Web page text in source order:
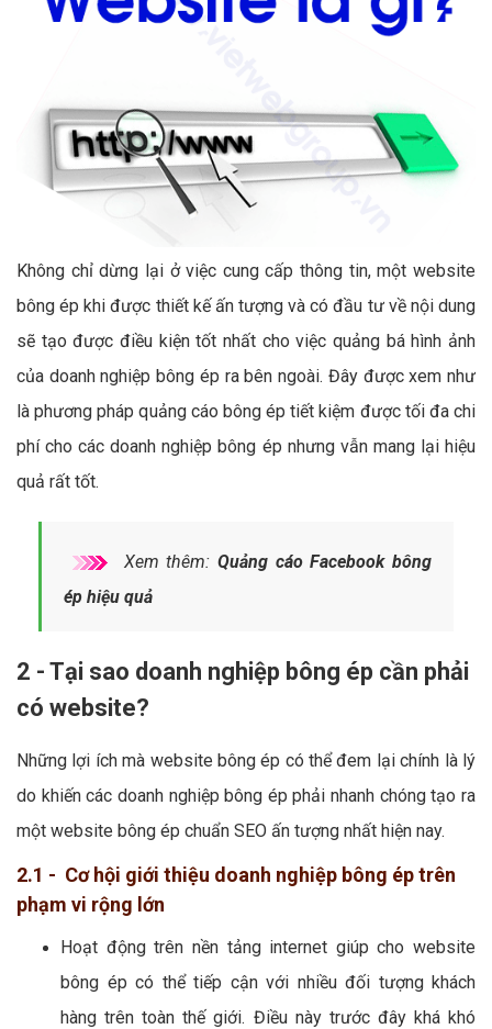
Không chỉ dừng lại ở việc cung cấp thông tin, một website
bông ép khi được thiết kế ấn tượng và có đầu tư về nội dung
sẽ tạo được điều kiện tốt nhất cho việc quảng bá hình ảnh
của doanh nghiệp bông ép ra bên ngoài. Đây được xem như
là phương pháp quảng cáo bông ép tiết kiệm được tối đa chi
phí cho các doanh nghiệp bông ép nhưng vẫn mang lại hiệu
quả rất tốt.
Xem thêm: Quảng cáo Facebook bông
ép hiệu quả
2 - Tại sao doanh nghiệp bông ép cần phải
có website?
Những lợi ích mà website bông ép có thể đem lại chính là lý
do khiến các doanh nghiệp bông ép phải nhanh chóng tạo ra
một website bông ép chuẩn SEO ấn tượng nhất hiện nay.
2.1 - Cơ hội giới thiệu doanh nghiệp bông ép trên
phạm vi rộng lớn
Hoạt động trên nền tảng internet giúp cho website
bông ép có thể tiếp cận với nhiều đối tượng khách
hàng trên toàn thế giới. Điều này trước đây khá khó